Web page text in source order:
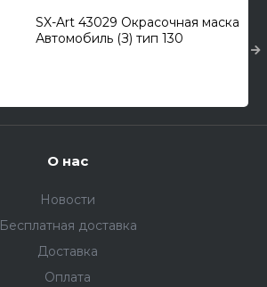
SX-Art 43029 Окрасочная маска
Автомобиль (З) тип 130
О нас
Новости
Бесплатная доставка
Доставка
Оплата